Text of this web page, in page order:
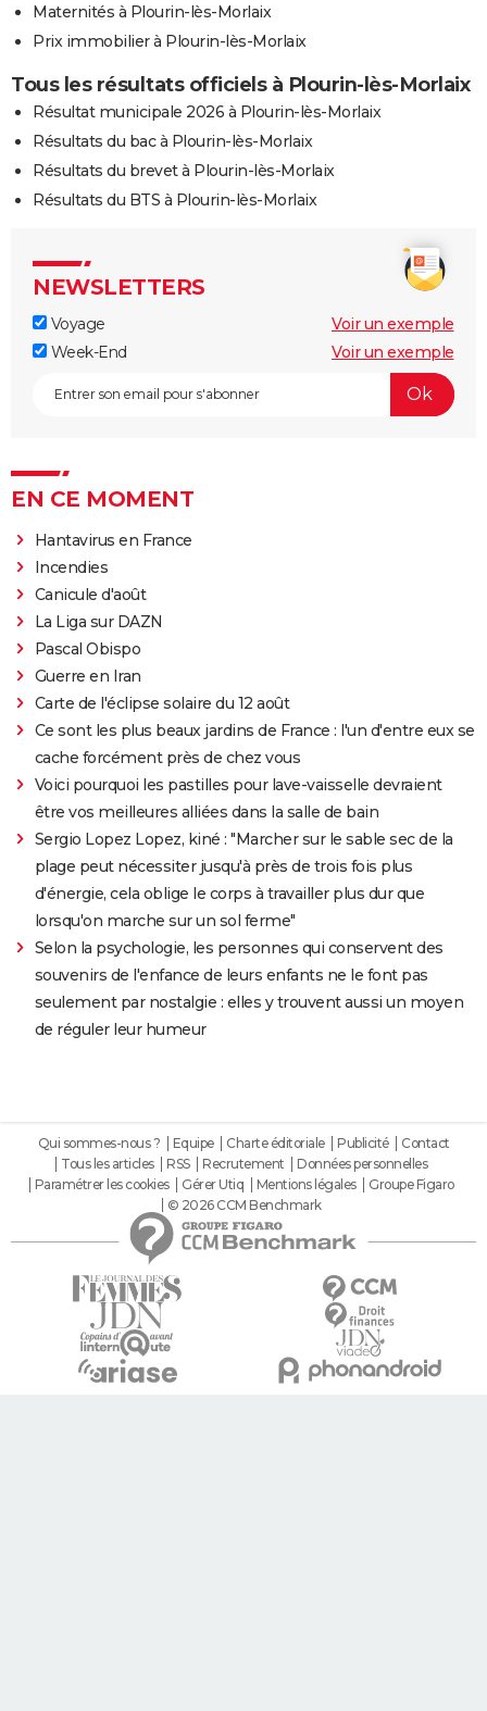
Maternités à Plourin-lès-Morlaix
Prix immobilier à Plourin-lès-Morlaix
Tous les résultats officiels à Plourin-lès-Morlaix
Résultat municipale 2026 à Plourin-lès-Morlaix
Résultats du bac à Plourin-lès-Morlaix
Résultats du brevet à Plourin-lès-Morlaix
Résultats du BTS à Plourin-lès-Morlaix
NEWSLETTERS
Voyage
Voir un exemple
Week-End
Voir un exemple
EN CE MOMENT
Hantavirus en France
Incendies
Canicule d'août
La Liga sur DAZN
Pascal Obispo
Guerre en Iran
Carte de l'éclipse solaire du 12 août
Ce sont les plus beaux jardins de France : l'un d'entre eux se
cache forcément près de chez vous
Voici pourquoi les pastilles pour lave-vaisselle devraient
être vos meilleures alliées dans la salle de bain
Sergio Lopez Lopez, kiné : "Marcher sur le sable sec de la
plage peut nécessiter jusqu'à près de trois fois plus
d'énergie, cela oblige le corps à travailler plus dur que
lorsqu'on marche sur un sol ferme"
Selon la psychologie, les personnes qui conservent des
souvenirs de l'enfance de leurs enfants ne le font pas
seulement par nostalgie : elles y trouvent aussi un moyen
de réguler leur humeur
Qui sommes-nous ? Equipe Charte éditoriale Publicité
Contact
Tous les articles
RSS Recrutement
Données personnelles
Paramétrer les cookies
Gérer Utiq Mentions légales
Groupe Figaro
© 2026 CCM Benchmark